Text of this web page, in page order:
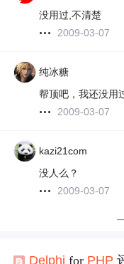
没用过,不清楚
2009-03-07
纯冰糖
帮顶吧，我还没用
2009-03-07
kazi21com
没人么？
2009-03-07
Delphi for PHP